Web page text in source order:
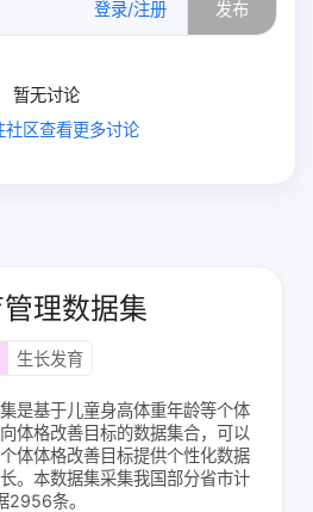
登录/注册 发布
暂无讨论
社区查看更多讨论
理数据集
生长发育
是基于儿童身高体重年龄等个体
体格改善目标的数据集合，可以
体体格改善目标提供个性化数据
。本数据集采集我国部分省市计
2956条。